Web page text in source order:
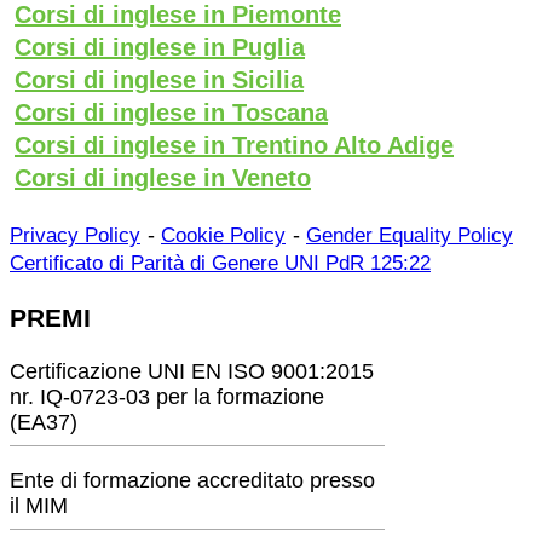
Corsi di inglese in Piemonte
Corsi di inglese in Puglia
Corsi di inglese in Sicilia
Corsi di inglese in Toscana
Corsi di inglese in Trentino Alto Adige
Corsi di inglese in Veneto
Privacy Policy - Cookie Policy - Gender Equality Policy
Certificato di Parità di Genere UNI PdR 125:22
PREMI
Certificazione UNI EN ISO 9001:2015
nr. IQ-0723-03 per la formazione
(EA37)
Ente di formazione accreditato presso
il MIM